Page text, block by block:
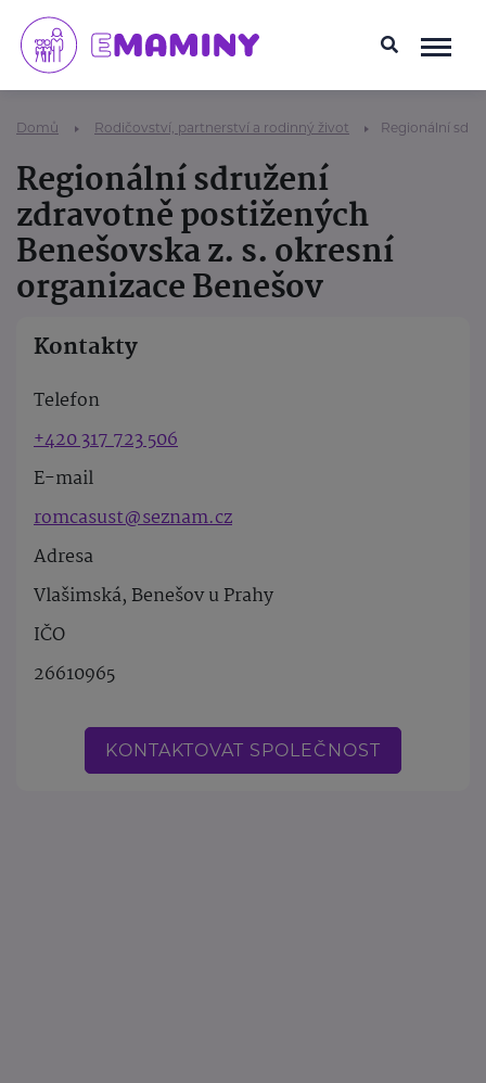
Domů Rodičovství, partnerství a rodinný život Regionální
Regionální sdružení
zdravotně postižených
Benešovska z. s. okresní
organizace Benešov
Kontakty
Telefon
+420 317 723 506
E-mail
romcasust@seznam.cz
Adresa
Vlašimská, Benešov u Prahy
IČO
26610965
KONTAKTOVAT SPOLEČNOST